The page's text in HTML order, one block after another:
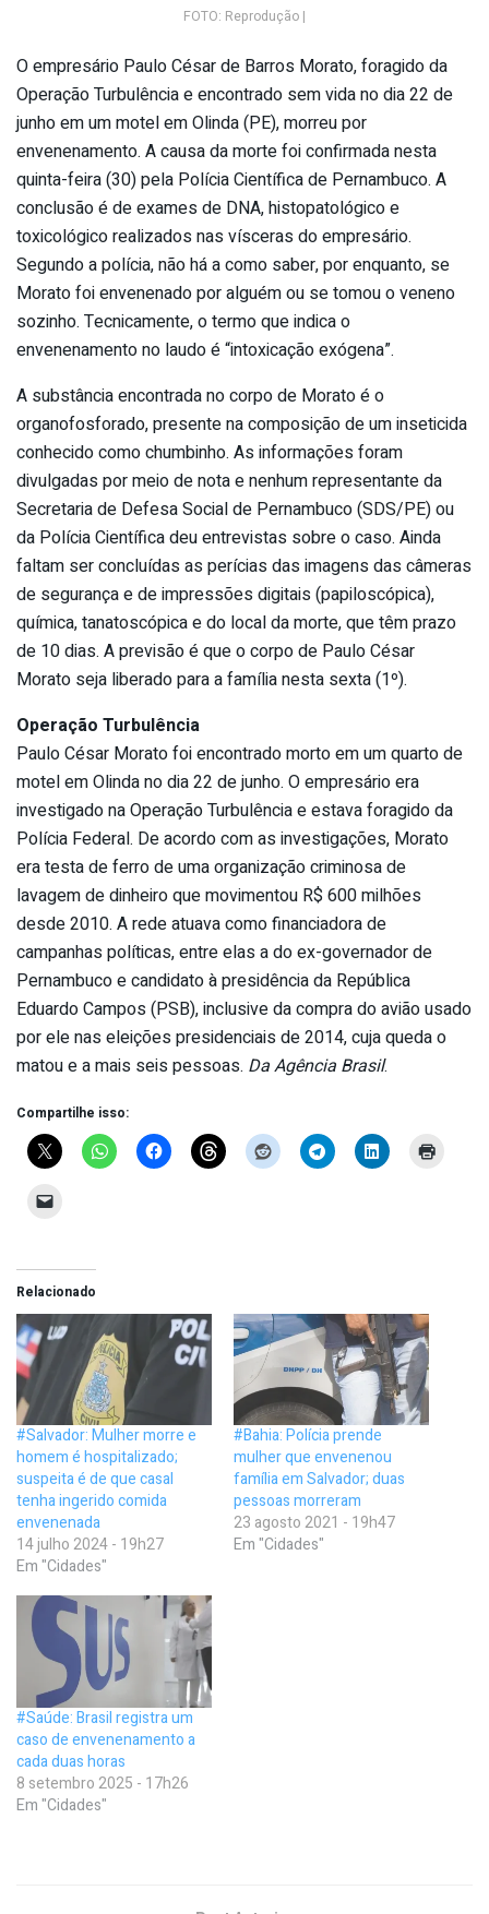
FOTO: Reprodução |
O empresário Paulo César de Barros Morato, foragido da
Operação Turbulência e encontrado sem vida no dia 22 de
junho em um motel em Olinda (PE), morreu por
envenenamento. A causa da morte foi confirmada nesta
quinta-feira (30) pela Polícia Científica de Pernambuco. A
conclusão é de exames de DNA, histopatológico e
toxicológico realizados nas vísceras do empresário.
Segundo a polícia, não há a como saber, por enquanto, se
Morato foi envenenado por alguém ou se tomou o veneno
sozinho. Tecnicamente, o termo que indica o
envenenamento no laudo é “intoxicação exógena”.
A substância encontrada no corpo de Morato é o
organofosforado, presente na composição de um inseticida
conhecido como chumbinho. As informações foram
divulgadas por meio de nota e nenhum representante da
Secretaria de Defesa Social de Pernambuco (SDS/PE) ou
da Polícia Científica deu entrevistas sobre o caso. Ainda
faltam ser concluídas as perícias das imagens das câmeras
de segurança e de impressões digitais (papiloscópica),
química, tanatoscópica e do local da morte, que têm prazo
de 10 dias. A previsão é que o corpo de Paulo César
Morato seja liberado para a família nesta sexta (1º).
Operação Turbulência
Paulo César Morato foi encontrado morto em um quarto de
motel em Olinda no dia 22 de junho. O empresário era
investigado na Operação Turbulência e estava foragido da
Polícia Federal. De acordo com as investigações, Morato
era testa de ferro de uma organização criminosa de
lavagem de dinheiro que movimentou R$ 600 milhões
desde 2010. A rede atuava como financiadora de
campanhas políticas, entre elas a do ex-governador de
Pernambuco e candidato à presidência da República
Eduardo Campos (PSB), inclusive da compra do avião usado
por ele nas eleições presidenciais de 2014, cuja queda o
matou e a mais seis pessoas. Da Agência Brasil.
Compartilhe isso:
Relacionado
#Salvador: Mulher morre e
homem é hospitalizado;
suspeita é de que casal
tenha ingerido comida
envenenada
14 julho 2024 - 19h27
Em "Cidades"
#Bahia: Polícia prende
mulher que envenenou
família em Salvador; duas
pessoas morreram
23 agosto 2021 - 19h47
Em "Cidades"
#Saúde: Brasil registra um
caso de envenenamento a
cada duas horas
8 setembro 2025 - 17h26
Em "Cidades"